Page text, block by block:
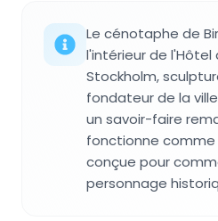
Le cénotaphe de
l'intérieur de l'Hôtel
Stockholm,
fondateur de la
un savoir-faire
fonctionne
conçue pour
personnage